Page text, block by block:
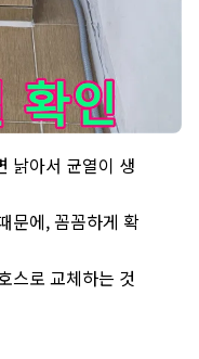
낡아서 균열이 생
문에, 꼼꼼하게 확
스로 교체하는 것